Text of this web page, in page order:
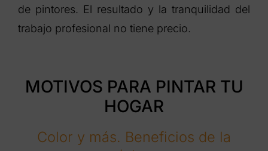
de pintores. El resultado y la tranquilidad del
trabajo profesional no tiene precio.
MOTIVOS PARA PINTAR TU
HOGAR
Color y más. Beneficios de la